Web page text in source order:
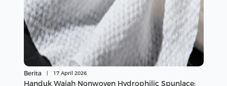
Berita 17 April 2026
Handuk Wajah Nonwoven Hydrophilic Spunlace: